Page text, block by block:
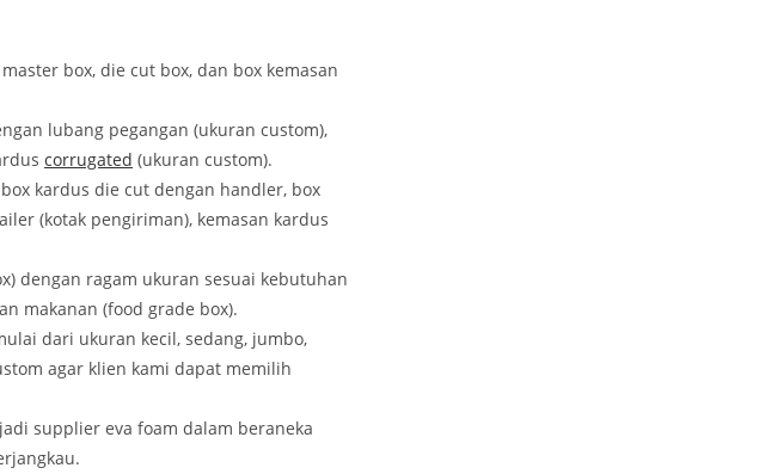
box, die cut box, dan box kemasan
lubang pegangan (ukuran custom),
corrugated (ukuran custom).
kardus die cut dengan handler, box
(kotak pengiriman), kemasan kardus
dengan ragam ukuran sesuai kebutuhan
makanan (food grade box).
dari ukuran kecil, sedang, jumbo,
agar klien kami dapat memilih
supplier eva foam dalam beraneka